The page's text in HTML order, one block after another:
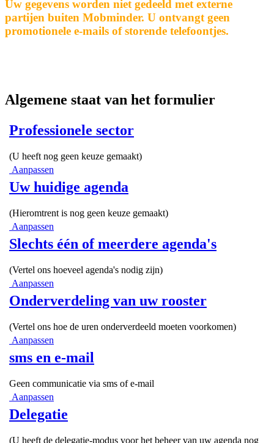
Uw gegevens worden niet gedeeld met externe
partijen buiten Mobminder. U ontvangt geen
promotionele e-mails of storende telefoontjes.
Algemene staat van het formulier
Professionele sector
(U heeft nog geen keuze gemaakt)
Aanpassen
Uw huidige agenda
(Hieromtrent is nog geen keuze gemaakt)
Aanpassen
Slechts één of meerdere agenda's
(Vertel ons hoeveel agenda's nodig zijn)
Aanpassen
Onderverdeling van uw rooster
(Vertel ons hoe de uren onderverdeeld moeten voorkomen)
Aanpassen
sms en e-mail
Geen communicatie via sms of e-mail
Aanpassen
Delegatie
(U heeft de delegatie-modus voor het beheer van uw agenda nog